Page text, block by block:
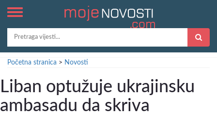
Početna stranica > Novosti
Liban optužuje ukrajinsku
ambasadu da skriva